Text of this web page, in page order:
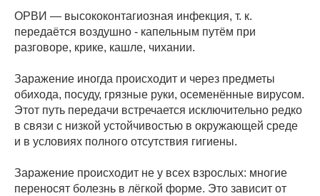
ОРВИ — высококонтагиозная инфекция, т. к.
передаётся воздушно - капельным путём при
разговоре, крике, кашле, чихании.
Заражение иногда происходит и через предметы
обихода, посуду, грязные руки, осеменённые вирусом.
Этот путь передачи встречается исключительно редко
в связи с низкой устойчивостью в окружающей среде
и в условиях полного отсутствия гигиены.
Заражение происходит не у всех взрослых: многие
переносят болезнь в лёгкой форме. Это зависит от